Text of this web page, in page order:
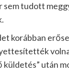
sem tudott
korábban
után